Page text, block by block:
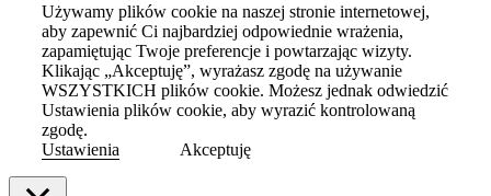
Używamy plików cookie na naszej stronie internetowej,
aby zapewnić Ci najbardziej odpowiednie wrażenia,
zapamiętując Twoje preferencje i powtarzając wizyty.
Klikając „Akceptuję”, wyrażasz zgodę na używanie
WSZYSTKICH plików cookie. Możesz jednak odwiedzić
Ustawienia plików cookie, aby wyrazić kontrolowaną
zgodę.
Ustawienia
Akceptuję